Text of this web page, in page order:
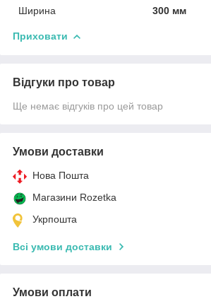
Ширина
300 мм
Приховати
Відгуки про товар
Ще немає відгуків про цей товар
Умови доставки
Нова Пошта
Магазини Rozetka
Укрпошта
Всі умови доставки
Умови оплати